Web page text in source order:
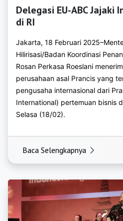
https://
https://
https://
https://
https://
https://
https://bkpmkuburaya.org
https://bkpmlandak.org
Delegasi EU-ABC Jajaki
di RI
Jakarta, 18 Februari
Hilirisasi/Badan Koordinasi
Rosan Perkasa Roeslani
perusahaan asal Prancis yang
pengusaha internasional dari
International) pertemuan bisnis
Selasa (18/02).
Baca Selengkapnya